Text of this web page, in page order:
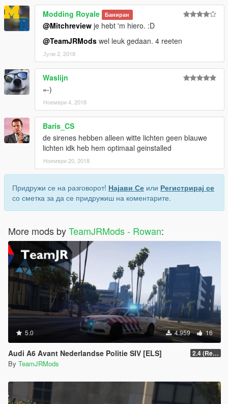
Modding Royale Баниран
@Mitchreview je hebt 'm hiero. :D
@TeamJRMods wel leuk gedaan. 4 reeten
Јули 2, 2018
Waslijn
=-)
Ноември 4, 2018
Baris_CS
de sirenes hebben alleen witte lichten geen blauwe
lichten idk heb hem optimaal geinstalled
Ноември 20, 2018
Придружи се на разговорот! Најави Се или Регистрирај се
со сметка за да се придружиш на коментарите.
More mods byTeamJRMods - Rowan:
5.0 4.959 16
Audi A6 Avant Nederlandse Politie SIV [ELS] 2.4 (Release 2)
By TeamJRMods